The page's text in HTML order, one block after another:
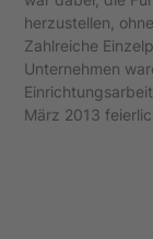
herzustellen,
Zahlreiche
Unternehmen
März 2013